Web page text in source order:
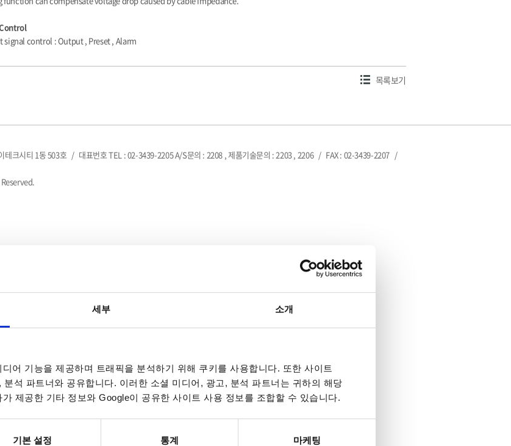
세부 소개
어 기능을 제공하며 트래픽을 분석하기 위해 쿠키를 사용합니다. 또한 사이트
석 파트너와 공유합니다. 이러한 소셜 미디어, 광고, 분석 파트너는 귀하의 해당
제공한 기타 정보와 Google이 공유한 사이트 사용 정보를 조합할 수 있습니다.
기본 설정 통계 마케팅
signal control : Output , Preset , Alarm
목록보기
테크시티 1동 503호 / 대표번호 TEL : 02-3439-2205 A/S문의 : 2208 , 제품기술문의 : 2203 , 2206 / FAX : 02-3439-2207 /